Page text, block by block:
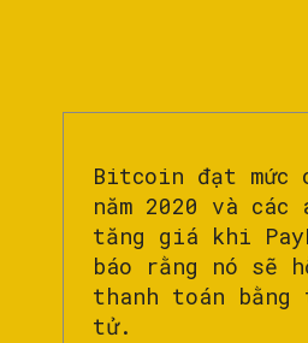
Bitcoin đạt mức
năm 2020 và
tăng giá khi
báo rằng nó sẽ
thanh toán
tử.